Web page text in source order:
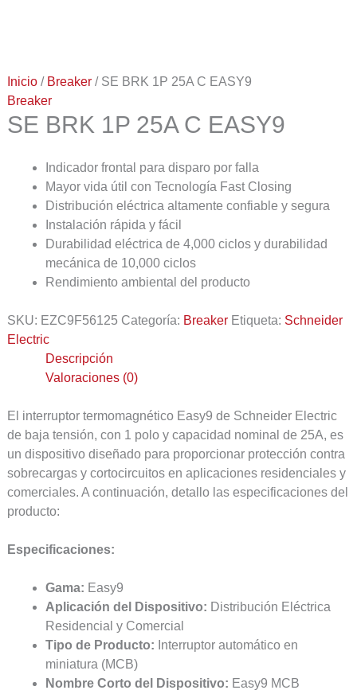
Inicio/ Breaker/ SE BRK 1P 25A C EASY9
Breaker
SE BRK 1P 25A C EASY9
Indicador frontal para disparo por falla
Mayor vida útil con Tecnología Fast Closing
Distribución eléctrica altamente confiable y segura
Instalación rápida y fácil
Durabilidad eléctrica de 4,000 ciclos y durabilidad
mecánica de 10,000 ciclos
Rendimiento ambiental del producto
SKU: EZC9F56125 Categoría: Breaker Etiqueta: Schneider
Electric
Descripción
Valoraciones (0)
El interruptor termomagnético Easy9 de Schneider Electric
de baja tensión, con 1 polo y capacidad nominal de 25A, es
un dispositivo diseñado para proporcionar protección contra
sobrecargas y cortocircuitos en aplicaciones residenciales y
comerciales. A continuación, detallo las especificaciones del
producto:
Especificaciones:
Gama: Easy9
Aplicación del Dispositivo: Distribución Eléctrica
Residencial y Comercial
Tipo de Producto: Interruptor automático en
miniatura (MCB)
Nombre Corto del Dispositivo: Easy9 MCB